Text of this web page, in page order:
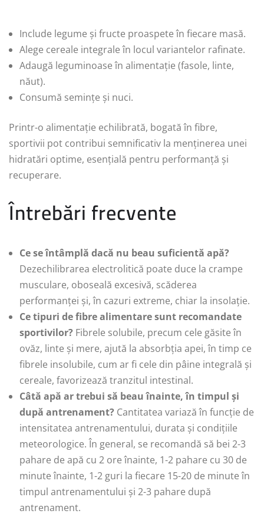
Include legume și fructe proaspete în fiecare masă.
Alege cereale integrale în locul variantelor rafinate.
Adaugă leguminoase în alimentație (fasole, linte,
năut).
Consumă semințe și nuci.
Printr-o alimentație echilibrată, bogată în fibre,
sportivii pot contribui semnificativ la menținerea unei
hidratări optime, esențială pentru performanță și
recuperare.
Întrebări frecvente
Ce se întâmplă dacă nu beau suficientă apă?
Dezechilibrarea electrolitică poate duce la crampe
musculare, oboseală excesivă, scăderea
performanței și, în cazuri extreme, chiar la insolație.
Ce tipuri de fibre alimentare sunt recomandate
sportivilor? Fibrele solubile, precum cele găsite în
ovăz, linte și mere, ajută la absorbția apei, în timp ce
fibrele insolubile, cum ar fi cele din pâine integrală și
cereale, favorizează tranzitul intestinal.
Câtă apă ar trebui să beau înainte, în timpul și
după antrenament? Cantitatea variază în funcție de
intensitatea antrenamentului, durata și condițiile
meteorologice. În general, se recomandă să bei 2-3
pahare de apă cu 2 ore înainte, 1-2 pahare cu 30 de
minute înainte, 1-2 guri la fiecare 15-20 de minute în
timpul antrenamentului și 2-3 pahare după
antrenament.